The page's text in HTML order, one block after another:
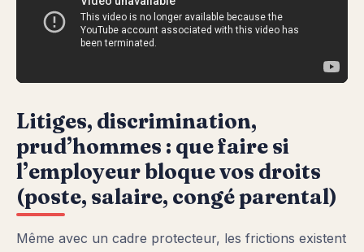
Litiges, discrimination,
prud’hommes : que faire si
l’employeur bloque vos droits
(poste, salaire, congé parental)
Même avec un cadre protecteur, les frictions existent